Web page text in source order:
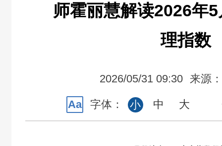
师霍丽慧解读2026年
理指数
2026/05/31 09:30 来源
Aa 字体： 小 中 大